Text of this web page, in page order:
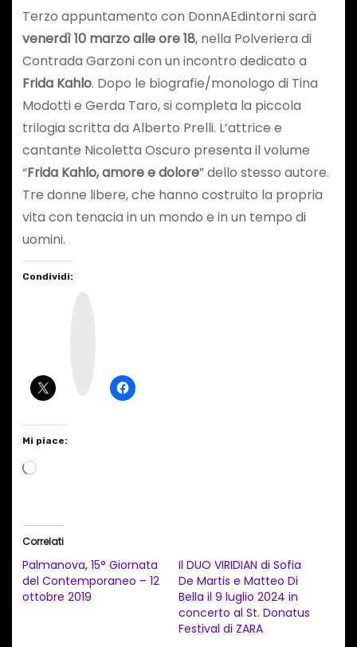
Terzo appuntamento con DonnAEdintorni sarà
venerdì 10 marzo alle ore 18, nella Polveriera di
Contrada Garzoni con un incontro dedicato a
Frida Kahlo. Dopo le biografie/monologo di Tina
Modotti e Gerda Taro, si completa la piccola
trilogia scritta da Alberto Prelli. L’attrice e
cantante Nicoletta Oscuro presenta il volume
“Frida Kahlo, amore e dolore” dello stesso autore.
Tre donne libere, che hanno costruito la propria
vita con tenacia in un mondo e in un tempo di
uomini.
Condividi:
Mi piace:
C
a
m
Correlati
Palmanova, 15° Giornata
del Contemporaneo – 12
ottobre 2019
Il DUO VIRIDIAN di Sofia
De Martis e Matteo Di
Bella il 9 luglio 2024 in
concerto al St. Donatus
Festival di ZARA